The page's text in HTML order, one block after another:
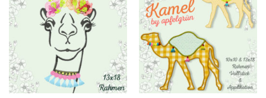
Auf die
Wunschliste
Auf die
Wunschliste